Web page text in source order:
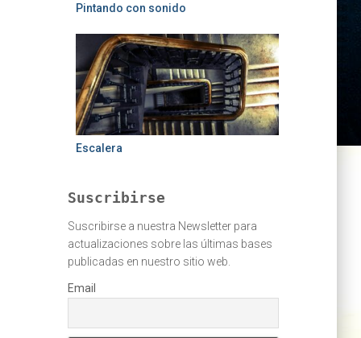
Pintando con sonido
Escalera
Suscribirse
Suscribirse a nuestra Newsletter para
actualizaciones sobre las últimas bases
publicadas en nuestro sitio web.
Email